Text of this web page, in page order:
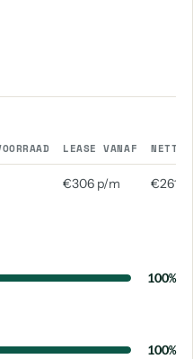
LEASE VANAF NETTO
€306 p/m €261
100%
100%